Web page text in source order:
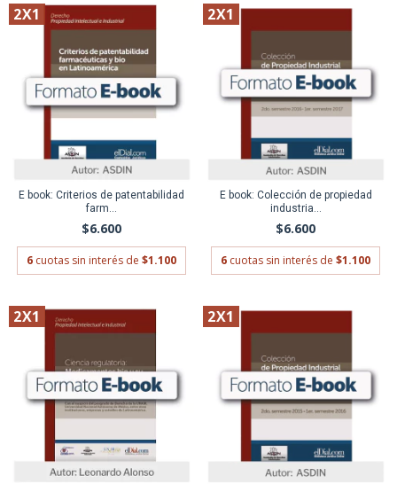
2X1
E book: Criterios de patentabilidad
farm...
$6.600
6 cuotas sin interés de $1.100
2X1
E book: Colección de propiedad
industria...
$6.600
6 cuotas sin interés de $1.100
2X1 2X1